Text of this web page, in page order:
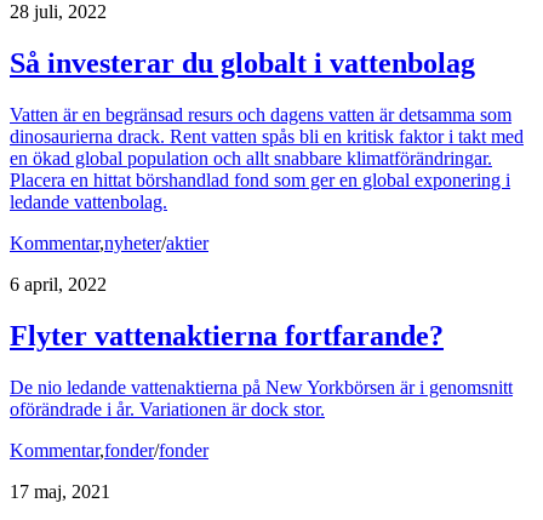
28 juli, 2022
Så investerar du globalt i vattenbolag
Vatten är en begränsad resurs och dagens vatten är detsamma som
dinosaurierna drack. Rent vatten spås bli en kritisk faktor i takt med
en ökad global population och allt snabbare klimatförändringar.
Placera en hittat börshandlad fond som ger en global exponering i
ledande vattenbolag.
Kommentar,nyheter/aktier
6 april, 2022
Flyter vattenaktierna fortfarande?
De nio ledande vattenaktierna på New Yorkbörsen är i genomsnitt
oförändrade i år. Variationen är dock stor.
Kommentar,fonder/fonder
17 maj, 2021